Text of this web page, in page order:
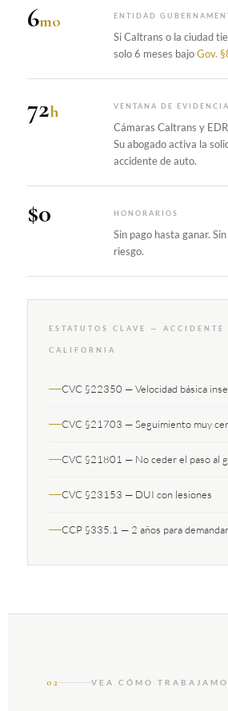
6mo ENTIDAD
Si Caltrans o la ciudad
solo 6 meses bajoGov.
72h VENTANA DE EVIDENCIA
Cámaras Caltrans y
Su abogado activa la
accidente de auto.
$0 HONORARIOS
Sin pago hasta ganar.
riesgo.
ESTATUTOS CLAVE — ACCIDENTE
CALIFORNIA
CVC §22350 — Velocidad básica
CVC §21703 — Seguimiento muy
CVC §21801 — No ceder el paso al
CVC §23153 — DUI con lesiones
CCP §335.1 — 2 años para demandar
02 VEA CÓMO